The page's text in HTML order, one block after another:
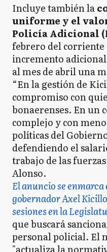
Incluye también la
uniforme y el
Policía Adicional
febrero del
incremento
al mes de abril una
“En la gestión de
compromiso con
bonaerenses. En un
complejo y con
políticas del
defendiendo el
trabajo de las
Alonso.
El anuncio se
gobernador Axel
sesiones en la
que buscará
personal policial. El
"actualiza la